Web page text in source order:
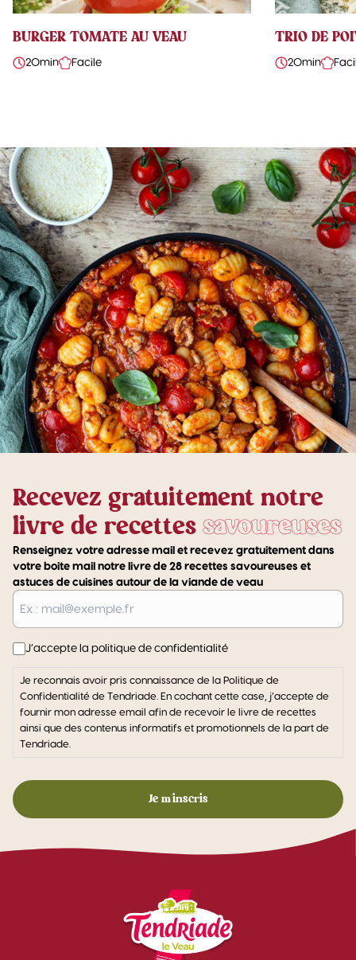
BURGER TOMATE AU VEAU
20min Facile
TRIO DE
20min
Recevez gratuitement notre
livre de recettessavoureuses
Renseignez votre adresse mail et recevez gratuitement dans
votre boite mail notre livre de 28 recettes savoureuses et
astuces de cuisines autour de la viande de veau
E-
mail
J’accepte la politique de confidentialité
Je reconnais avoir pris connaissance de la Politique de
Confidentialité de Tendriade. En cochant cette case, j’accepte de
fournir mon adresse email afin de recevoir le livre de recettes
ainsi que des contenus informatifs et promotionnels de la part de
Tendriade.